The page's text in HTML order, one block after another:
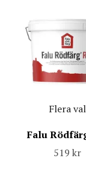
Flera val
Falu
519 kr